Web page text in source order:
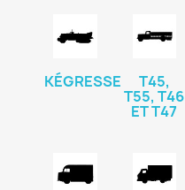
KÉGRESSE T45,
T55, T46
ET T47